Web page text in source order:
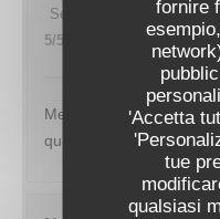
fornire
'Accetta
tue
qualsiasi
Servizio
Atmosfera:
5/5
Menu original - cuisine
qualité différente entre